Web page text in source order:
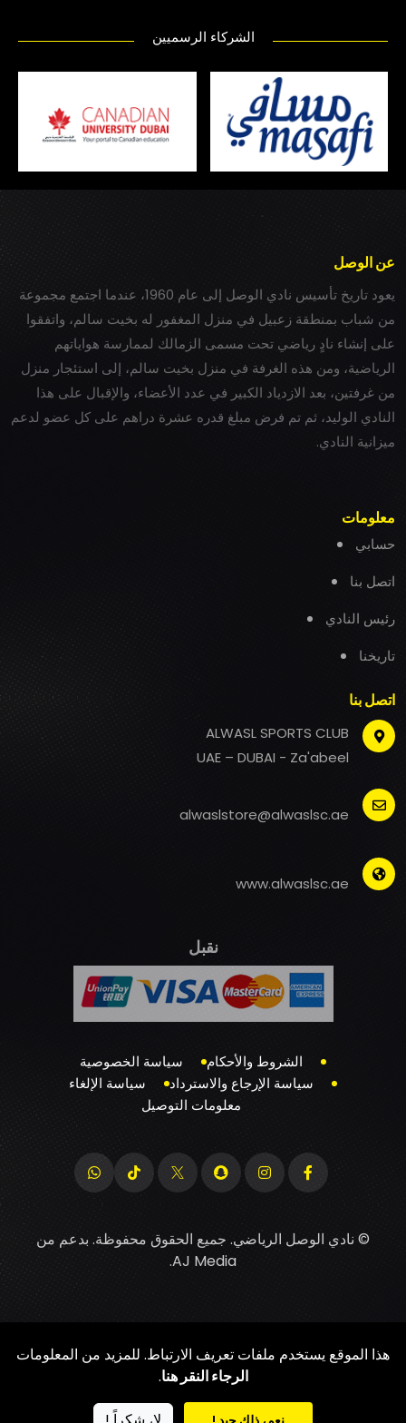
الشركاء الرسميين
عن الوصل
يعود تاريخ تأسيس نادي الوصل إلى عام 1960، عندما اجتمع مجموعة
من شباب بمنطقة زعبيل في منزل المغفور له بخيت سالم، واتفقوا
على إنشاء نادٍ رياضي تحت مسمى الزمالك لممارسة هواياتهم
الرياضية، ومن هذه الغرفة في منزل بخيت سالم، إلى استئجار منزل
من غرفتين، بعد الازدياد الكبير في عدد الأعضاء، والإقبال على هذا
النادي الوليد، ثم تم فرض مبلغ قدره عشرة دراهم على كل عضو لدعم
ميزانية النادي.
معلومات
حسابي
اتصل بنا
رئيس النادي
تاريخنا
اتصل بنا
ALWASL SPORTS CLUB
UAE – DUBAI - Za'abeel
alwaslstore@alwaslsc.ae
www.alwaslsc.ae
نقبل
الشروط والأحكام
سياسة الخصوصية
سياسة الإرجاع والاسترداد
سياسة الإلغاء
معلومات التوصيل
© نادي الوصل الرياضي. جميع الحقوق محفوظة. بدعم من
AJ Media
.
هذا الموقع يستخدم ملفات تعريف الارتباط. للمزيد من المعلومات
الرجاء النقر هنا.